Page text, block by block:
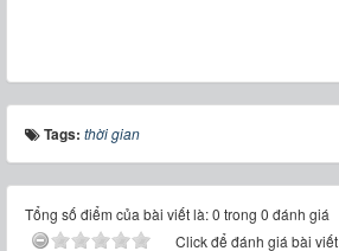
Tags: thời gian
Tổng số điểm của bài viết là: 0 trong 0 đánh giá
Click để đánh giá bài viết